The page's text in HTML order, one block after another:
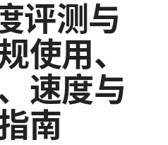
评测与
使用、
速度与
南